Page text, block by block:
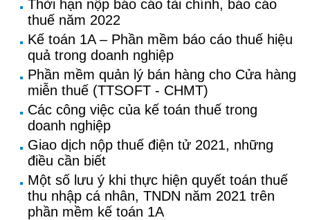
Thời hạn nộp báo cáo tài chính, báo cáo
thuế năm 2022
Kế toán 1A – Phần mềm báo cáo thuế hiệu
quả trong doanh nghiệp
Phần mềm quản lý bán hàng cho Cửa hàng
miễn thuế (TTSOFT - CHMT)
Các công việc của kế toán thuế trong
doanh nghiệp
Giao dịch nộp thuế điện tử 2021, những
điều cần biết
Một số lưu ý khi thực hiện quyết toán thuế
thu nhập cá nhân, TNDN năm 2021 trên
phần mềm kế toán 1A